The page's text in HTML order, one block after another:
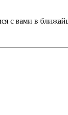
с вами в